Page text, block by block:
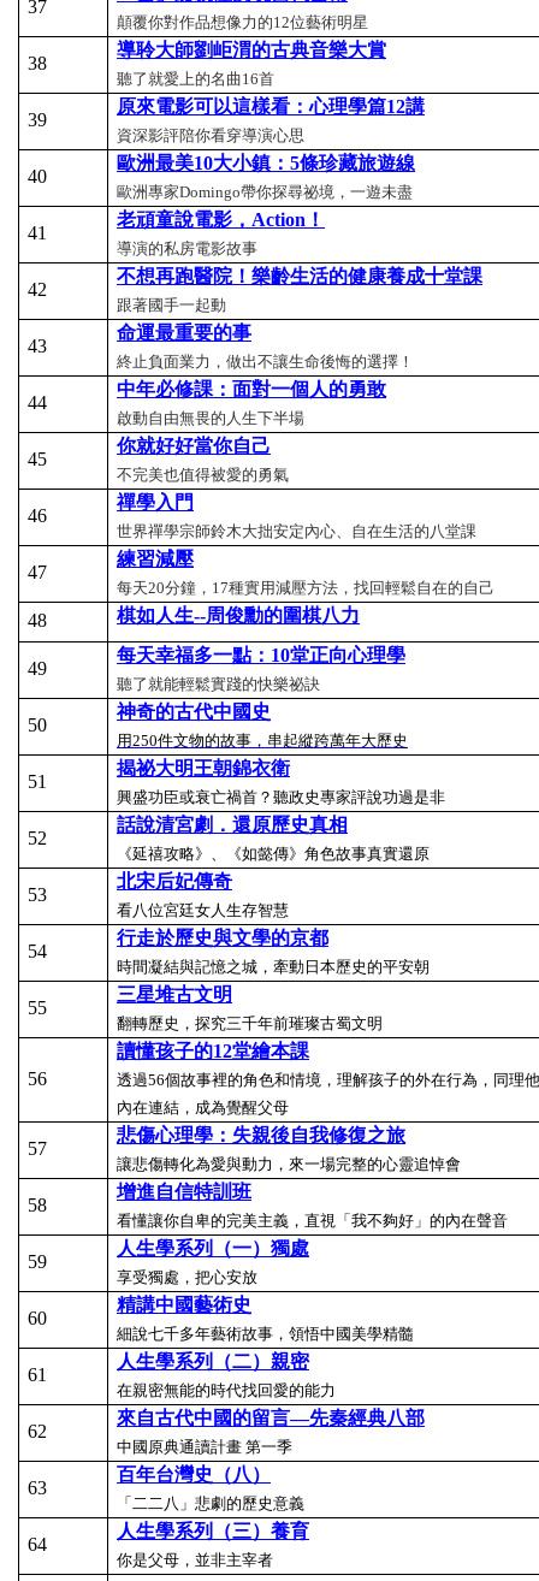
37
顛覆你對作品想像力的12位藝術明星
38
導聆大師劉岠渭的古典音樂大賞
聽了就愛上的名曲16首
39
原來電影可以這樣看：心理學篇12講
資深影評陪你看穿導演心思
40
歐洲最美10大小鎮：5條珍藏旅遊線
歐洲專家Domingo帶你探尋祕境，一遊未盡
41
老頑童說電影，Action ！
導演的私房電影故事
42
不想再跑醫院！樂齡生活的健康養成十堂課
跟著國手一起動
43
命運最重要的事
終止負面業力，做出不讓生命後悔的選擇！
44
中年必修課：面對一個人的勇敢
啟動自由無畏的人生下半場
45
你就好好當你自己
不完美也值得被愛的勇氣
46
禪學入門
世界禪學宗師鈴木大拙安定內心、自在生活的八堂課
47
練習減壓
每天20分鐘，17種實用減壓方法，找回輕鬆自在的自己
48 棋如人生--周俊勳的圍棋八力
49
每天幸福多一點：10堂正向心理學
聽了就能輕鬆實踐的快樂祕訣
50
神奇的古代中國史
用250件文物的故事，串起縱跨萬年大歷史
51
揭祕大明王朝錦衣衛
興盛功臣或衰亡禍首？聽政史專家評說功過是非
52
話說清宮劇．還原歷史真相
《延禧攻略》、《如懿傳》角色故事真實還原
53
北宋后妃傳奇
看八位宮廷女人生存智慧
54
行走於歷史與文學的京都
時間凝結與記憶之城，牽動日本歷史的平安朝
55
三星堆古文明
翻轉歷史，探究三千年前璀璨古蜀文明
56
讀懂孩子的12堂繪本課
透過56個故事裡的角色和情境，理解孩子的外在行為，同理
內在連結，成為覺醒父母
57
悲傷心理學：失親後自我修復之旅
讓悲傷轉化為愛與動力，來一場完整的心靈追悼會
58
增進自信特訓班
看懂讓你自卑的完美主義，直視「我不夠好」的內在聲音
59
人生學系列（一）獨處
享受獨處，把心安放
60
精講中國藝術史
細說七千多年藝術故事，領悟中國美學精髓
61
人生學系列（二）親密
在親密無能的時代找回愛的能力
62
來自古代中國的留言—先秦經典八部
中國原典通讀計畫 第一季
63
百年台灣史（八）
「二二八」悲劇的歷史意義
64
人生學系列（三）養育
你是父母，並非主宰者